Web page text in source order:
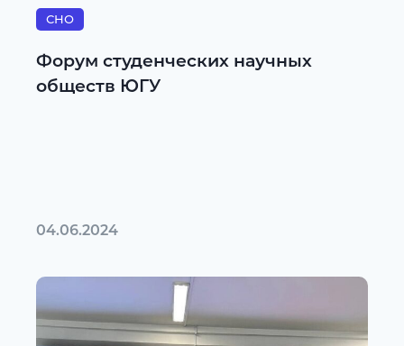
СНО
Форум студенческих научных
обществ ЮГУ
04.06.2024